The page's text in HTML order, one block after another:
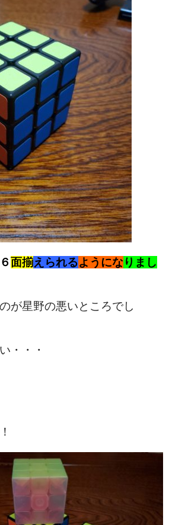
面揃えられるようになりまし
が星野の悪いところでし
・・・